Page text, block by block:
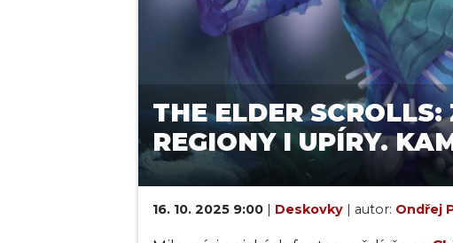
THE ELDER
REGIONY I UPÍRY.
16. 10. 2025 9:00 | Deskovky | autor: Ondřej